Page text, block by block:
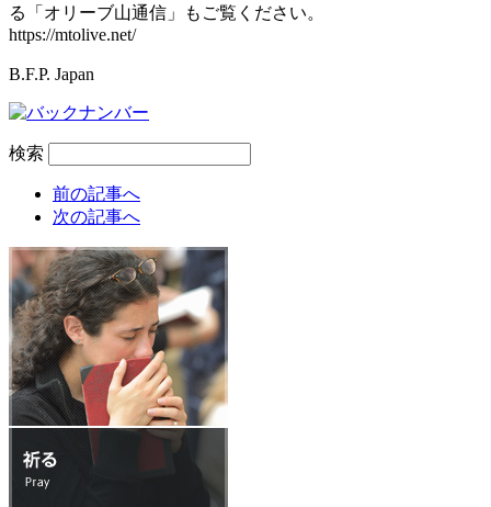
る「オリーブ山通信」もご覧ください。
https://mtolive.net/
B.F.P. Japan
検索
前の記事へ
次の記事へ